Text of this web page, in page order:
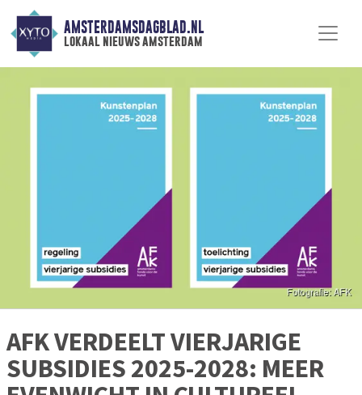
AMSTERDAMSDAGBLAD.NL
lokaal nieuws amsterdam
AFK VERDEELT VIERJARIGE
SUBSIDIES 2025-2028: MEER